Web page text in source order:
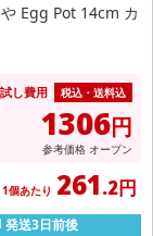
Pot 14cm カ
し費用 税込・送料込
1306円
参考価格 オープン
1個あたり 261.2円
発送3日前後